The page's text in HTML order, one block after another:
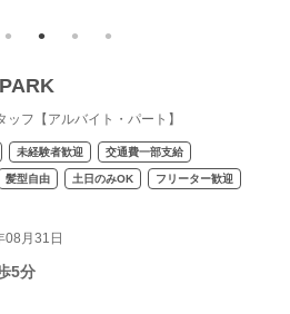
フ【アルバイト・パート】
未経験者歓迎 交通費一部支給
髪型自由 土日のみOK フリーター歓迎
08月31日
5分